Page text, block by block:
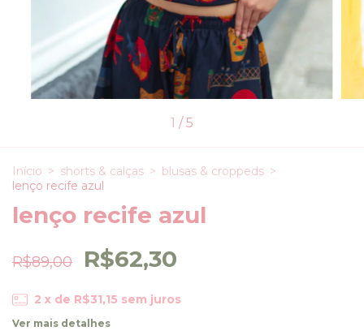
1 / 5
Início > shorts & calças > blusas & croppeds >
lenço recife azul
lenço recife azul
R$89,00 R$62,30
2 x de R$31,15 sem juros
Ver mais detalhes